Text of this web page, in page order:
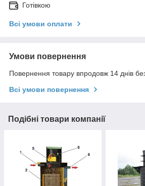
Готівкою
Всі умови оплати
Умови повернення
Повернення товару впродовж 14 днів
Всі умови повернення
Подібні товари компанії